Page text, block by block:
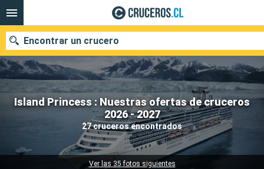
Island Princess : Nuestras ofertas de cruceros
2026 - 2027
27 cruceros encontrados
Ver las 35 fotos siguientes
Encontrar un crucero
Nuestros destinos
Fecha de salida